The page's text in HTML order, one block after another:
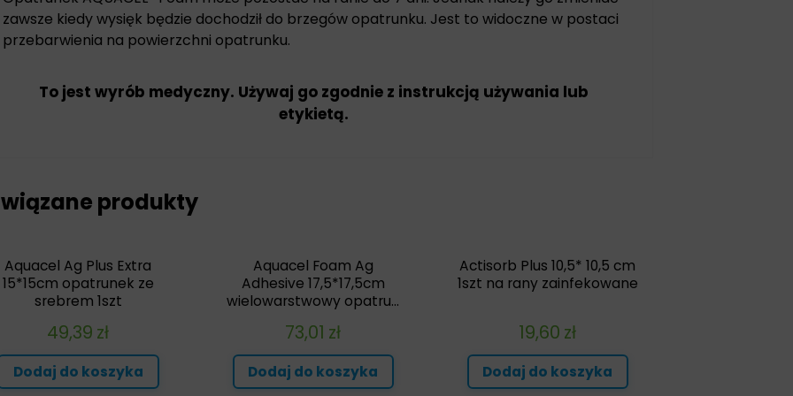
zawsze kiedy wysięk będzie dochodził do brzegów opatrunku. Jest to widoczne w postaci
przebarwienia na powierzchni opatrunku.
To jest wyrób medyczny. Używaj go zgodnie z instrukcją używania lub
etykietą.
produkty
Aquacel Ag Plus Extra
15*15cm opatrunek ze
srebrem 1szt
49,39 zł
Dodaj do koszyka
Aquacel Foam Ag
Adhesive 17,5*17,5cm
wielowarstwowy opatru...
73,01 zł
Dodaj do koszyka
Actisorb Plus 10,5* 10,5 cm
1szt na rany zainfekowane
19,60 zł
Dodaj do koszyka